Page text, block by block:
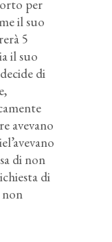
per
il suo
5
il suo
di
avevano
di non
di